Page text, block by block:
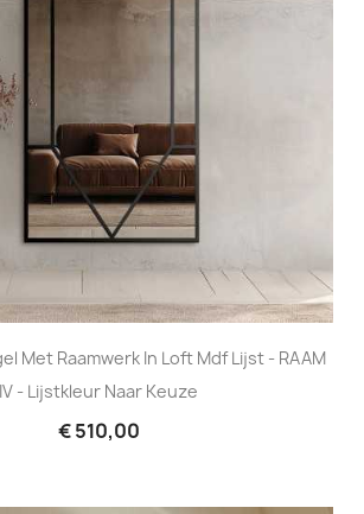
Met Raamwerk In Loft Mdf Lijst - RAAM
IV - Lijstkleur Naar Keuze
€ 510,00